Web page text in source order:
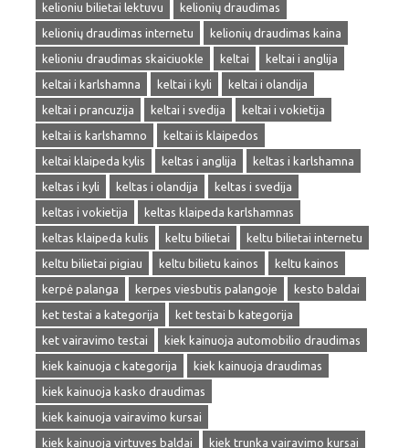
kelioniu bilietai lektuvu
kelionių draudimas
kelionių draudimas internetu
kelionių draudimas kaina
kelioniu draudimas skaiciuokle
keltai
keltai i anglija
keltai i karlshamna
keltai i kyli
keltai i olandija
keltai i prancuzija
keltai i svedija
keltai i vokietija
keltai is karlshamno
keltai is klaipedos
keltai klaipeda kylis
keltas i anglija
keltas i karlshamna
keltas i kyli
keltas i olandija
keltas i svedija
keltas i vokietija
keltas klaipeda karlshamnas
keltas klaipeda kulis
keltu bilietai
keltu bilietai internetu
keltu bilietai pigiau
keltu bilietu kainos
keltu kainos
kerpė palanga
kerpes viesbutis palangoje
kesto baldai
ket testai a kategorija
ket testai b kategorija
ket vairavimo testai
kiek kainuoja automobilio draudimas
kiek kainuoja c kategorija
kiek kainuoja draudimas
kiek kainuoja kasko draudimas
kiek kainuoja vairavimo kursai
kiek kainuoja virtuves baldai
kiek trunka vairavimo kursai